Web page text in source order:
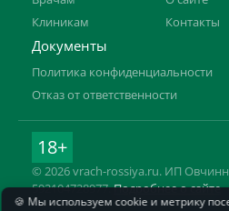
Клиникам
Контакты
Документы
Политика конфиденциальности
Отказ от ответственности
18+
© 2026 vrach-rossiya.ru. ИП
592104728977.Подробнее о сайте
🍪 Мы используем cookie и метрику